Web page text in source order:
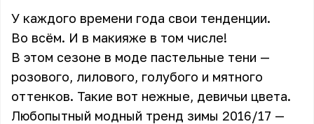
У каждого времени года свои тенденции.
Во всём. И в макияже в том числе!
В этом сезоне в моде пастельные тени —
розового, лилового, голубого и мятного
оттенков. Такие вот нежные, девичьи цвета.
Любопытный модный тренд зимы 2016/17 —